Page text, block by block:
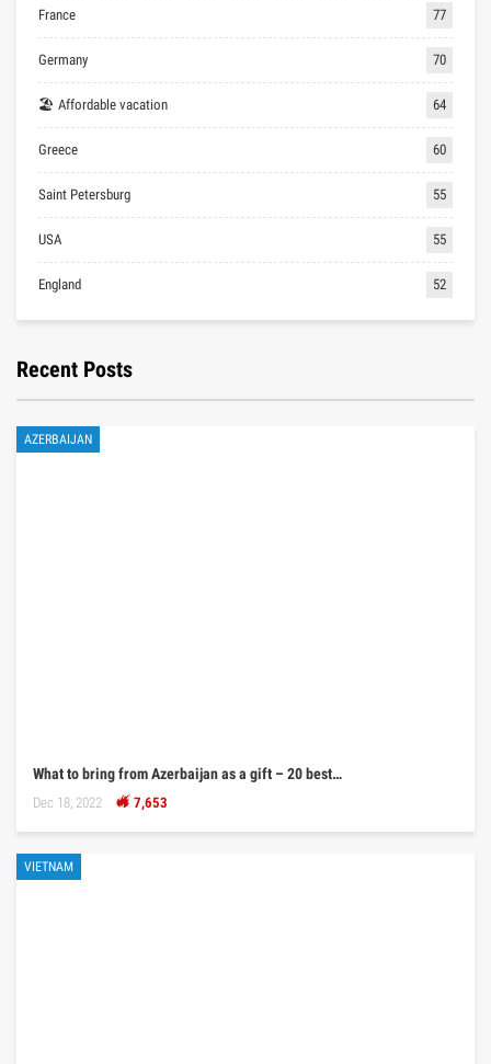
France 77
Germany 70
🏖 Affordable vacation 64
Greece 60
Saint Petersburg 55
USA 55
England 52
Recent Posts
AZERBAIJAN
What to bring from Azerbaijan as a gift – 20 best…
Dec 18, 2022 7,653
VIETNAM